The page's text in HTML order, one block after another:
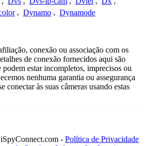
, Dynamo , Dynamode
conexão ou associação com os
de conexão fornecidos aqui são
estar incompletos, imprecisos ou
nenhuma garantia ou assegurança
conectar às suas câmeras usando estas
- Política de Privacidade